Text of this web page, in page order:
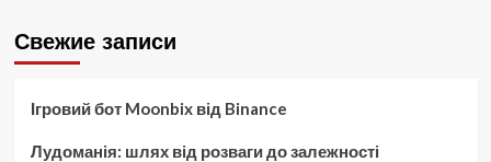
Свежие записи
Ігровий бот Moonbix від Binance
Лудоманія: шлях від розваги до залежності